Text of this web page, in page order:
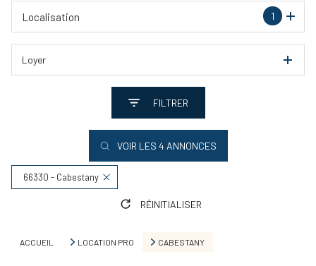
1
Localisation
Loyer
FILTRER
VOIR LES 4 ANNONCES
66330 - Cabestany
RÉINITIALISER
ACCUEIL LOCATION PRO CABESTANY